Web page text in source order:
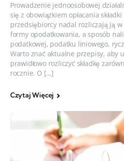
Prowadzenie jednoosobowej
się z obowiązkiem opłacania
przedsiębiorcy nadal rozliczają ją
formy opodatkowania, a sposób
podatkowej, podatku liniowego,
Warto znać aktualne przepisy, aby
prawidłowo rozliczyć składkę
rocznie. O […]
Czytaj Więcej